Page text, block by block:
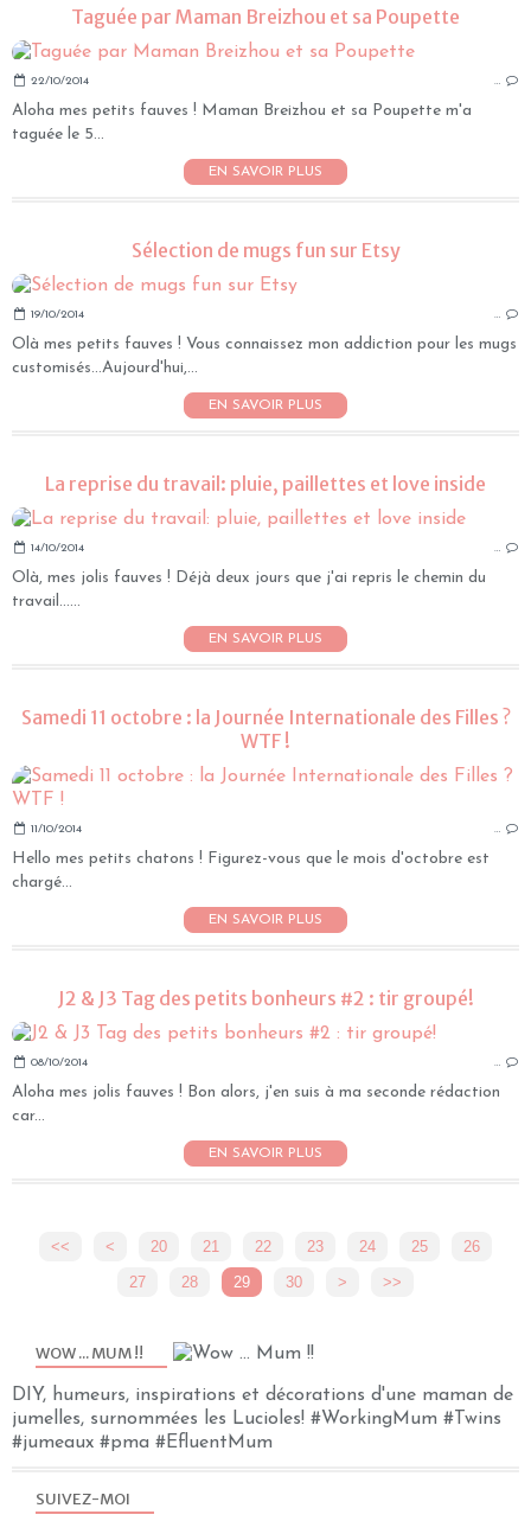
Taguée par Maman Breizhou et sa Poupette
22/10/2014 …
Aloha mes petits fauves ! Maman Breizhou et sa Poupette m'a
taguée le 5...
EN SAVOIR PLUS
Sélection de mugs fun sur Etsy
19/10/2014 …
Olà mes petits fauves ! Vous connaissez mon addiction pour les mugs
customisés...Aujourd'hui,...
EN SAVOIR PLUS
La reprise du travail: pluie, paillettes et love inside
14/10/2014 …
Olà, mes jolis fauves ! Déjà deux jours que j'ai repris le chemin du
travail......
EN SAVOIR PLUS
Samedi 11 octobre : la Journée Internationale des Filles ?
WTF !
11/10/2014 …
Hello mes petits chatons ! Figurez-vous que le mois d'octobre est
chargé...
EN SAVOIR PLUS
J2 & J3 Tag des petits bonheurs #2 : tir groupé!
08/10/2014 …
Aloha mes jolis fauves ! Bon alors, j'en suis à ma seconde rédaction
car...
EN SAVOIR PLUS
<< < 10
20 21 22 23 24 25
26
27
28 29 30 40
> >>
SUIVEZ-MOI
WOW ... MUM !!
DIY, humeurs, inspirations et décorations d'une maman de
jumelles, surnommées les Lucioles! #WorkingMum #Twins
#jumeaux #pma #EfluentMum